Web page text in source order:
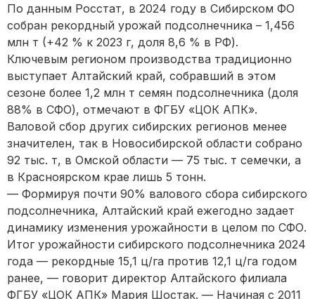
По данным Росстат, в 2024 году в Сибирском ФО
собран рекордный урожай подсолнечника – 1,456
млн т (+42 % к 2023 г, доля 8,6 % в РФ).
Ключевым регионом производства традиционно
выступает Алтайский край, собравший в этом
сезоне более 1,2 млн т семян подсолнечника (доля
88% в СФО), отмечают в ФГБУ «ЦОК АПК».
Валовой сбор других сибирских регионов менее
значителен, так в Новосибирской области собрано
92 тыс. т, в Омской области — 75 тыс. т семечки, а
в Красноярском крае лишь 5 тонн.
— Формируя почти 90% валового сбора сибирского
подсолнечника, Алтайский край ежегодно задает
динамику изменения урожайности в целом по СФО.
Итог урожайности сибирского подсолнечника 2024
года — рекордные 15,1 ц/га против 12,1 ц/га годом
ранее, — говорит директор Алтайского филиала
ФГБУ «ЦОК АПК» Мария Шостак. — Начиная с 2011